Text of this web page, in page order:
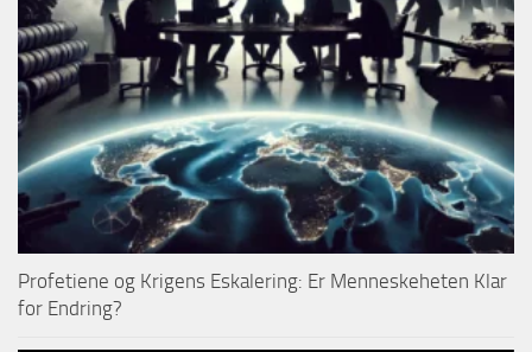
Profetiene og Krigens Eskalering: Er Menneskeheten Klar
for Endring?